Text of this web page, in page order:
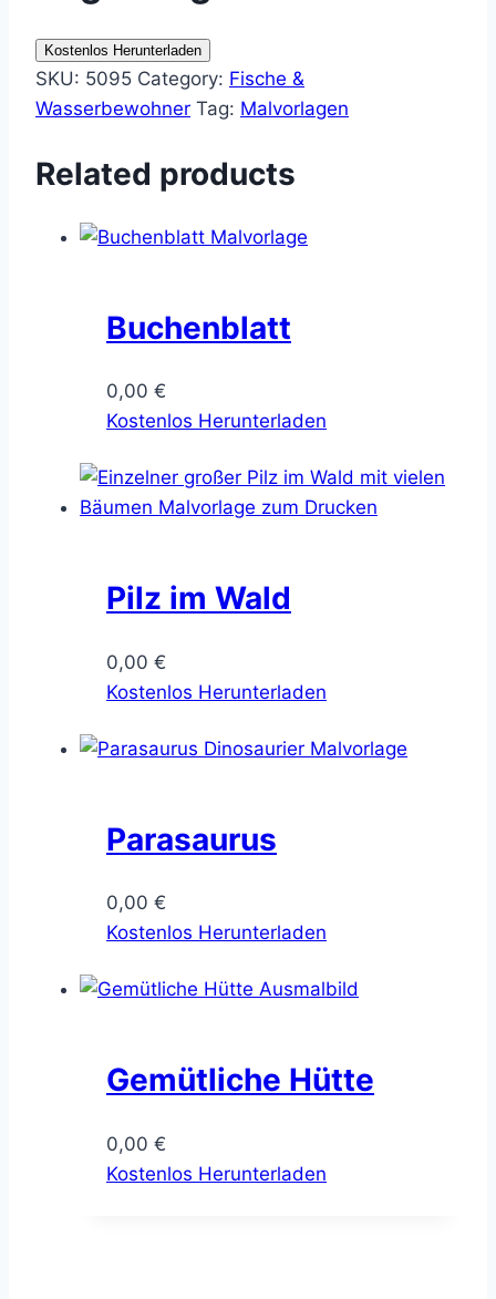
Kostenlos Herunterladen
SKU: 5095 Category: Fische &
Wasserbewohner Tag: Malvorlagen
Related products
Buchenblatt
0,00 €
Kostenlos Herunterladen
Pilz im Wald
0,00 €
Kostenlos Herunterladen
Parasaurus
0,00 €
Kostenlos Herunterladen
Gemütliche Hütte
0,00 €
Kostenlos Herunterladen